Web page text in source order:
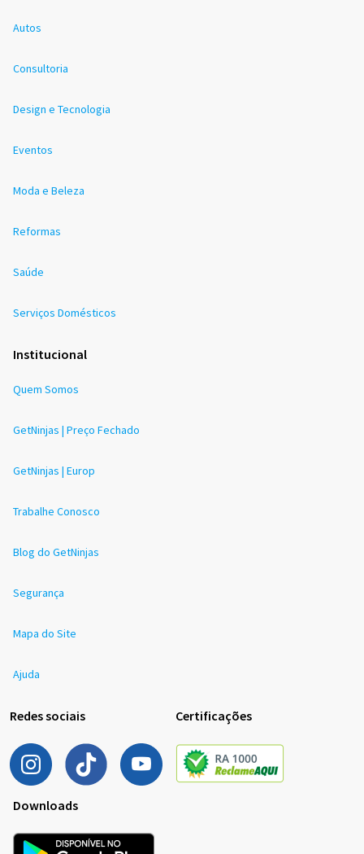
Autos
Consultoria
Design e Tecnologia
Eventos
Moda e Beleza
Reformas
Saúde
Serviços Domésticos
Institucional
Quem Somos
GetNinjas | Preço Fechado
GetNinjas | Europ
Trabalhe Conosco
Blog do GetNinjas
Segurança
Mapa do Site
Ajuda
Redes sociais Certificações
Downloads